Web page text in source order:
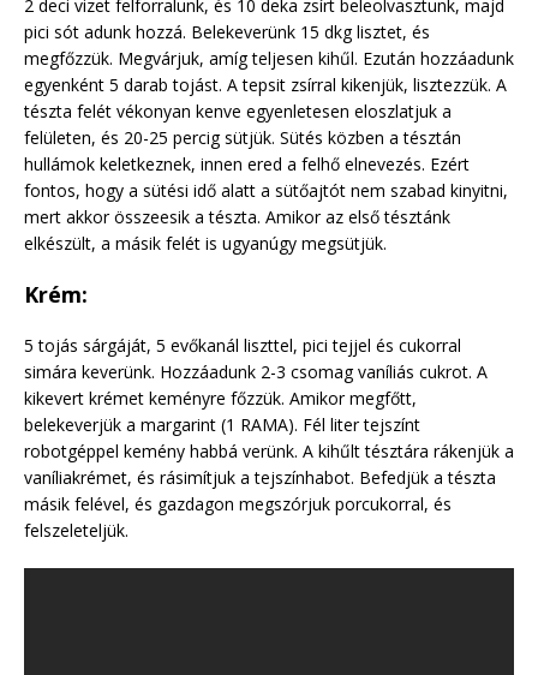
2 deci vizet felforralunk, és 10 deka zsírt beleolvasztunk, majd
pici sót adunk hozzá. Belekeverünk 15 dkg lisztet, és
megfőzzük. Megvárjuk, amíg teljesen kihűl. Ezután hozzáadunk
egyenként 5 darab tojást. A tepsit zsírral kikenjük, lisztezzük. A
tészta felét vékonyan kenve egyenletesen eloszlatjuk a
felületen, és 20-25 percig sütjük. Sütés közben a tésztán
hullámok keletkeznek, innen ered a felhő elnevezés. Ezért
fontos, hogy a sütési idő alatt a sütőajtót nem szabad kinyitni,
mert akkor összeesik a tészta. Amikor az első tésztánk
elkészült, a másik felét is ugyanúgy megsütjük.
Krém:
5 tojás sárgáját, 5 evőkanál liszttel, pici tejjel és cukorral
simára keverünk. Hozzáadunk 2-3 csomag vaníliás cukrot. A
kikevert krémet keményre főzzük. Amikor megfőtt,
belekeverjük a margarint (1 RAMA). Fél liter tejszínt
robotgéppel kemény habbá verünk. A kihűlt tésztára rákenjük a
vaníliakrémet, és rásimítjuk a tejszínhabot. Befedjük a tészta
másik felével, és gazdagon megszórjuk porcukorral, és
felszeleteljük.